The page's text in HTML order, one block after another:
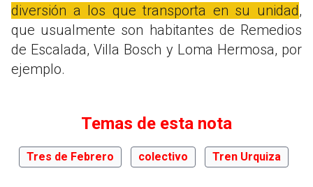
diversión a los que transporta en su unidad,
que usualmente son habitantes de Remedios
de Escalada, Villa Bosch y Loma Hermosa, por
ejemplo.
Temas de esta nota
Tres de Febrero colectivo Tren Urquiza